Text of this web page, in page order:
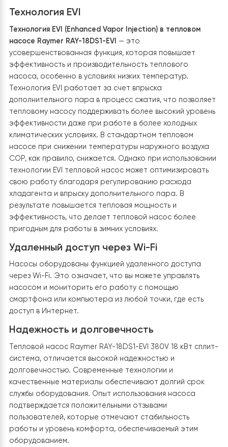
электроэнергии по сравнению с традиционными
методами. Это происходит благодаря
тепла из окружающей среды для обогрева вместо
прямого производства тепла. Сравнительный анализ
показывает, что даже в холодных условиях тепловой
насос способен эффективно работать, обеспечивая
тепло в доме и при этом снижая
Экологическая чистота
Особое внимание следует уделить экологической
чистоте теплового насоса. Использование фреона
R410a делает его экологически безопасным
Снижение выбросов CO2 помогает в борьбе с
изменением климата и делает насос более
экологическим вызовам.
Бесшумная работа и комфорт:
что позволяет его использование в различных
помещениях, не нарушая комфорта.
Встроенная функция охлаждения в стандартной
версии насоса обеспечивает приятный
микроклимат в помещении даже в жаркое время
года.
Инверторная технология
Инверторная технология в тепловом насосе
регулировать мощность насоса в зависимости от
реальных потребностей. Это означает, что он
работает с максимальной эффективностью,
подстраиваясь под изменения внешних условий.
Преимущества такой системы заключаются в более
стабильном и комфортном обогреве, а также в
дополнительной экономии энергии.